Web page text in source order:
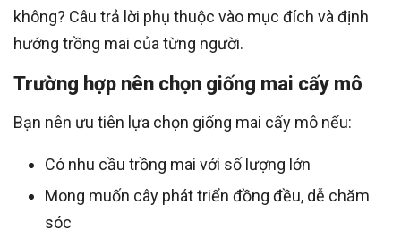
không? Câu trả lời phụ thuộc vào mục đích và định
hướng trồng mai của từng người.
Trường hợp nên chọn giống mai cấy mô
Bạn nên ưu tiên lựa chọn giống mai cấy mô nếu:
Có nhu cầu trồng mai với số lượng lớn
Mong muốn cây phát triển đồng đều, dễ chăm
sóc